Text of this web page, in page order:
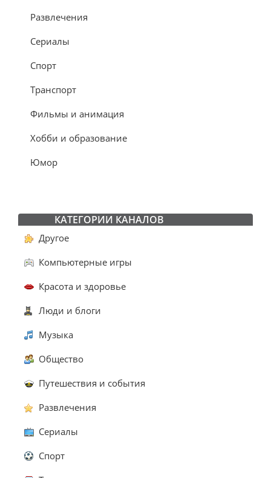
Развлечения
Сериалы
Спорт
Транспорт
Фильмы и анимация
Хобби и образование
Юмор
КАТЕГОРИИ КАНАЛОВ
Другое
Компьютерные игры
Красота и здоровье
Люди и блоги
Музыка
Общество
Путешествия и события
Развлечения
Сериалы
Спорт